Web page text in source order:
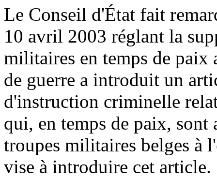
Le Conseil d'État fait
10 avril 2003 réglant la
militaires en temps de paix
de guerre a introduit un
d'instruction criminelle
qui, en temps de paix, sont
troupes militaires belges à
vise à introduire cet article.